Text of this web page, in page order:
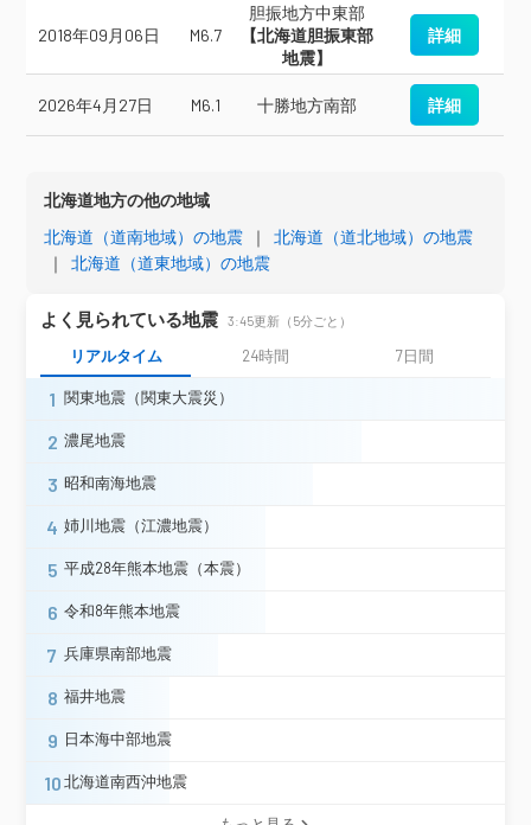
2018年09月06日 M6.7
胆振地方中東部
【北海道胆振東部
地震】
詳細
2026年4月27日 M6.1 十勝地方南部 詳細
北海道地方の他の地域
北海道（道南地域）の地震 ｜北海道（道北地域）の地震
｜北海道（道東地域）の地震
よく見られている地震 3:45更新（5分ごと）
リアルタイム 24時間 7日間
1 関東地震（関東大震災）
2 濃尾地震
3 昭和南海地震
4 姉川地震（江濃地震）
5 平成28年熊本地震（本震）
6 令和8年熊本地震
7 兵庫県南部地震
8 福井地震
9 日本海中部地震
10 北海道南西沖地震